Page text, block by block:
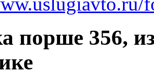
порше 356,